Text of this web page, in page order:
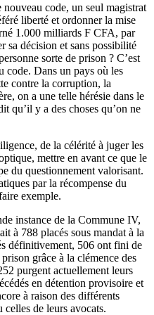
code, un seul magistrat
liberté et ordonner la mise
1.000 milliards F CFA, par
sa décision et sans possibilité
sorte de prison ? C’est
code. Dans un pays où les
contre la corruption, la
on a une telle hérésie dans le
qu’il y a des choses qu’on ne
de la célérité à juger les
mettre en avant ce que le
du questionnement valorisant.
par la récompense du
exemple.
instance de la Commune IV,
à 788 placés sous mandat à la
définitivement, 506 ont fini de
grâce à la clémence des
purgent actuellement leurs
en détention provisoire et
à raison des différents
celles de leurs avocats.